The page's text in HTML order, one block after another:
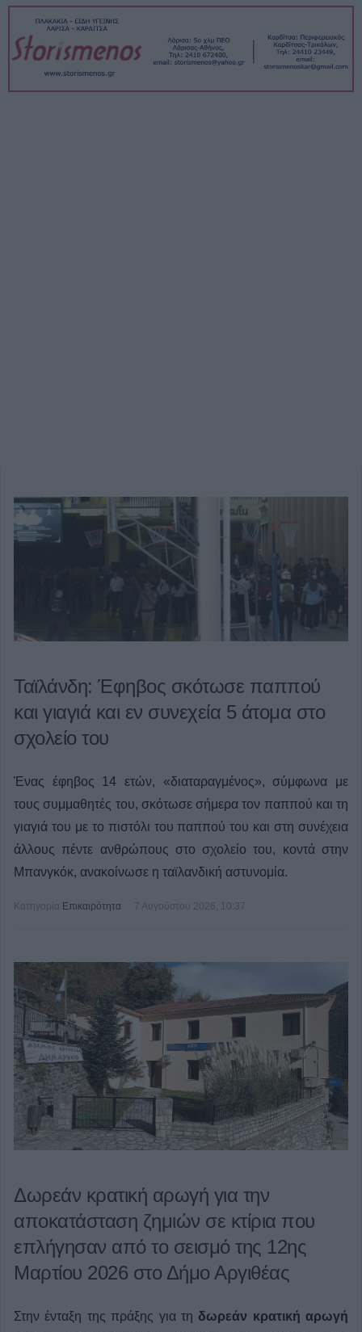
Ταϊλάνδη: Έφηβος σκότωσε παππού
και γιαγιά και εν συνεχεία 5 άτομα στο
σχολείο του
Ένας έφηβος 14 ετών, «διαταραγμένος», σύμφωνα με
τους συμμαθητές του, σκότωσε σήμερα τον παππού και τη
γιαγιά του με το πιστόλι του παππού του και στη συνέχεια
άλλους πέντε ανθρώπους στο σχολείο του, κοντά στην
Μπανγκόκ, ανακοίνωσε η ταϊλανδική αστυνομία.
Κατηγορία Επικαιρότητα 7 Αυγούστου 2026, 10:37
Δωρεάν κρατική αρωγή για την
αποκατάσταση ζημιών σε κτίρια που
επλήγησαν από το σεισμό της 12ης
Μαρτίου 2026 στο Δήμο Αργιθέας
Στην ένταξη της πράξης για τη δωρεάν κρατική αρωγή